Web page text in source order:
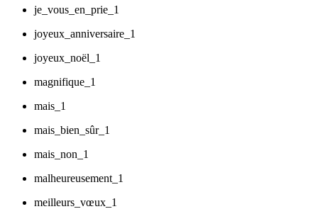
je_vous_en_prie_1
joyeux_anniversaire_1
joyeux_noël_1
magnifique_1
mais_1
mais_bien_sûr_1
mais_non_1
malheureusement_1
meilleurs_vœux_1